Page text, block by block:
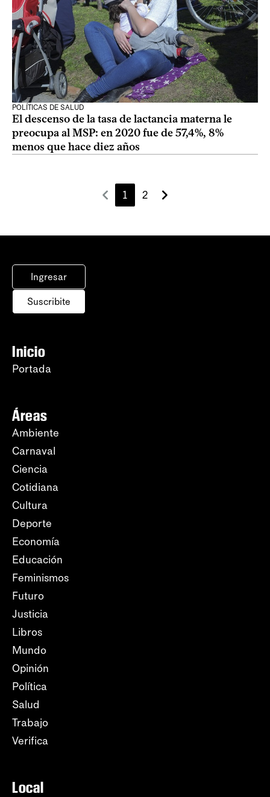
POLÍTICAS DE SALUD
El descenso de la tasa de lactancia materna le
preocupa al MSP: en 2020 fue de 57,4%, 8%
menos que hace diez años
1 2
Ingresar
Suscribite
Inicio
Portada
Áreas
Ambiente
Carnaval
Ciencia
Cotidiana
Cultura
Deporte
Economía
Educación
Feminismos
Futuro
Justicia
Libros
Mundo
Opinión
Política
Salud
Trabajo
Verifica
Local